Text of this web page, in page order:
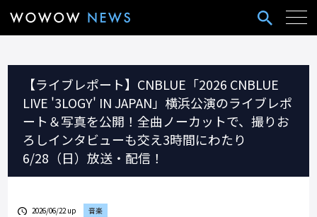
【ライブレポート】CNBLUE「2026 CNBLUE
LIVE '3LOGY' IN JAPAN」横浜公演のライブレポ
ート＆写真を公開！全曲ノーカットで、撮りお
ろしインタビューも交え3時間にわたり
6/28（日）放送・配信！
2026/06/22 up 音楽